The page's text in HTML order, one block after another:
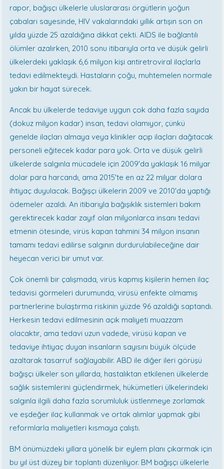
rapor, bağışçı ülkelerle uluslararası örgütlerin yoğun
çabaları sayesinde, HIV vakalarındaki yıllık artışın son on
yılda yüzde 25 azaldığına dikkat çekti. AIDS ile bağlantılı
ölümler azalırken, 2010 sonu itibarıyla orta ve düşük gelirli
ülkelerdeki yaklaşık 6,6 milyon kişi antiretroviral ilaçlarla
tedavi edilmekteydi. Hastaların çoğu, muhtemelen normale
yakın bir hayat sürecek.
Ancak bu ülkelerde tedaviye uygun çok daha fazla sayıda
(dokuz milyon kadar) insan, tedavi olamıyor, çünkü
genelde ilaçları almaya veya klinikler açıp ilaçları dağıtacak
personeli eğitecek kadar para yok. Orta ve düşük gelirli
ülkelerde salgınla mücadele için 2009'da yaklaşık 16 milyar
dolar para harcandı, ama 2015'te en az 22 milyar dolara
ihtiyaç duyulacak. Bağışçı ülkelerin 2009 ve 2010'da yaptığı
ödemeler azaldı. An itibarıyla bağışıklık sistemleri bakım
gerektirecek kadar zayıf olan milyonlarca insanı tedavi
etmenin ötesinde, virüs kapan tahmini 34 milyon insanın
tamamı tedavi edilirse salgının durdurulabileceğine dair
heyecan verici bir umut var.
Çok önemli bir çalışmada, virüs kapmış kişilerin hemen ilaç
tedavisi görmeleri durumunda, virüsü enfekte olmamış
partnerlerine bulaştırma riskinin yüzde 96 azaldığı saptandı.
Herkesin tedavi edilmesinin açık maliyeti muazzam
olacaktır, ama tedavi uzun vadede, virüsü kapan ve
tedaviye ihtiyaç duyan insanların sayısını büyük ölçüde
azaltarak tasarruf sağlayabilir. ABD ile diğer ileri görüşü
bağışçı ülkeler son yıllarda, hastalıktan etkilenen ülkelerde
sağlık sistemlerini güçlendirmek, hükümetleri ülkelerindeki
salgınla ilgili daha fazla sorumluluk üstlenmeye zorlamak
ve eşdeğer ilaç kullanmak ve ortak alımlar yapmak gibi
reformlarla maliyetleri kısmaya çalıştı.
BM önümüzdeki yıllara yönelik bir eylem planı çıkarmak için
bu yıl üst düzey bir toplantı düzenliyor. BM bağışçı ülkelerle